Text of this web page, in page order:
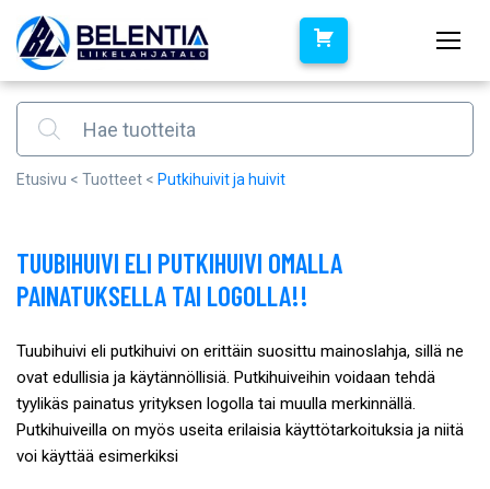
Products search
Etusivu < Tuotteet < Putkihuivit ja huivit
TUUBIHUIVI ELI PUTKIHUIVI OMALLA
PAINATUKSELLA TAI LOGOLLA!!
Tuubihuivi eli putkihuivi on erittäin suosittu mainoslahja, sillä ne
ovat edullisia ja käytännöllisiä. Putkihuiveihin voidaan tehdä
tyylikäs painatus yrityksen logolla tai muulla merkinnällä.
Putkihuiveilla on myös useita erilaisia käyttötarkoituksia ja niitä
voi käyttää esimerkiksi